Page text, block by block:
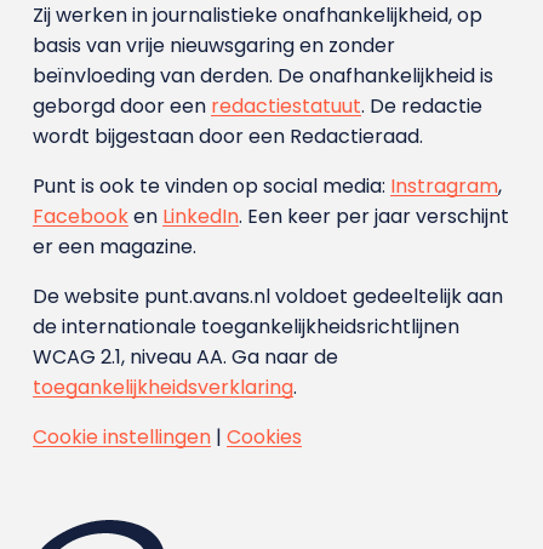
Zij werken in journalistieke onafhankelijkheid, op
basis van vrije nieuwsgaring en zonder
beïnvloeding van derden. De onafhankelijkheid is
geborgd door een redactiestatuut. De redactie
wordt bijgestaan door een Redactieraad.
Punt is ook te vinden op social media: Instragram,
Facebooken LinkedIn. Een keer per jaar verschijnt
er een magazine.
De website punt.avans.nl voldoet gedeeltelijk aan
de internationale toegankelijkheidsrichtlijnen
WCAG 2.1, niveau AA. Ga naar de
toegankelijkheidsverklaring.
Cookie instellingen| Cookies